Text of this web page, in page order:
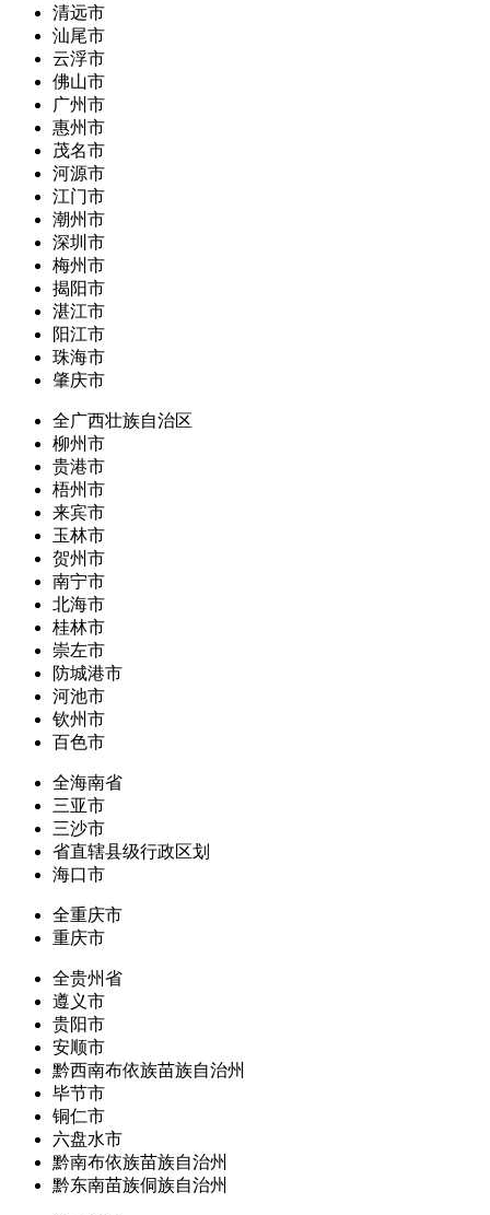
清远市
汕尾市
云浮市
佛山市
广州市
惠州市
茂名市
河源市
江门市
潮州市
深圳市
梅州市
揭阳市
湛江市
阳江市
珠海市
肇庆市
全广西壮族自治区
柳州市
贵港市
梧州市
来宾市
玉林市
贺州市
南宁市
北海市
桂林市
崇左市
防城港市
河池市
钦州市
百色市
全海南省
三亚市
三沙市
省直辖县级行政区划
海口市
全重庆市
重庆市
全贵州省
遵义市
贵阳市
安顺市
黔西南布依族苗族自治州
毕节市
铜仁市
六盘水市
黔南布依族苗族自治州
黔东南苗族侗族自治州